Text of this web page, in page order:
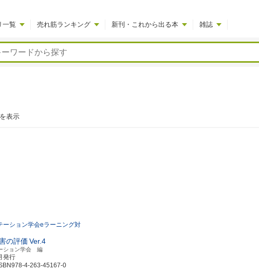
一覧 売れ筋ランキング 新刊・これから出る本 雑誌
表示
ーション学会eラーニング対
の評価 Ver.4
ション学会 編
発行
4-263-45167-0